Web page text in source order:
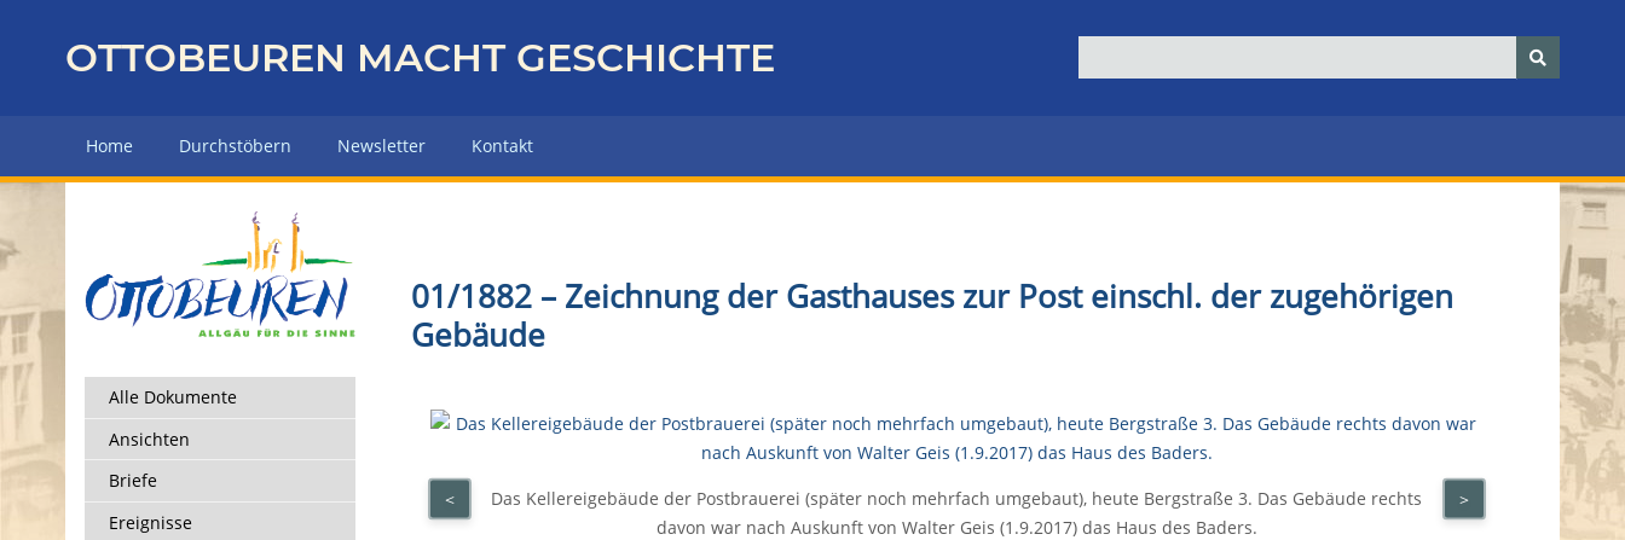
z
r
H
u
p
e
OTTOBEUREN MACHT GESCHICHTE
Home Durchstöbern Newsletter Kontakt
Alle Dokumente
Ansichten
Briefe
Ereignisse
01/1882 – Zeichnung der Gasthauses zur Post einschl. der zugehörigen
Gebäude
Das Kellereigebäude der Postbrauerei (später noch mehrfach umgebaut), heute Bergstraße 3. Das Gebäude rechts
davon war nach Auskunft von Walter Geis (1.9.2017) das Haus des Baders.
< >